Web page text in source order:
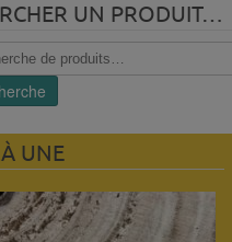
UN PRODUIT…
UNE